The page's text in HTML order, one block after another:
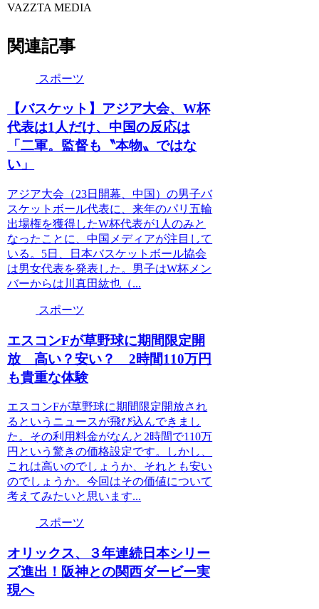
VAZZTA MEDIA
関連記事
スポーツ
【バスケット】アジア大会、W杯
代表は1人だけ、中国の反応は
「二軍。監督も〝本物〟ではな
い」
アジア大会（23日開幕、中国）の男子バ
スケットボール代表に、来年のパリ五輪
出場権を獲得したW杯代表が1人のみと
なったことに、中国メディアが注目して
いる。5日、日本バスケットボール協会
は男女代表を発表した。男子はW杯メン
バーからは川真田紘也（...
スポーツ
エスコンFが草野球に期間限定開
放 高い？安い？ 2時間110万円
も貴重な体験
エスコンFが草野球に期間限定開放され
るというニュースが飛び込んできまし
た。その利用料金がなんと2時間で110万
円という驚きの価格設定です。しかし、
これは高いのでしょうか、それとも安い
のでしょうか。今回はその価値について
考えてみたいと思います...
スポーツ
オリックス、３年連続日本シリー
ズ進出！阪神との関西ダービー実
現へ